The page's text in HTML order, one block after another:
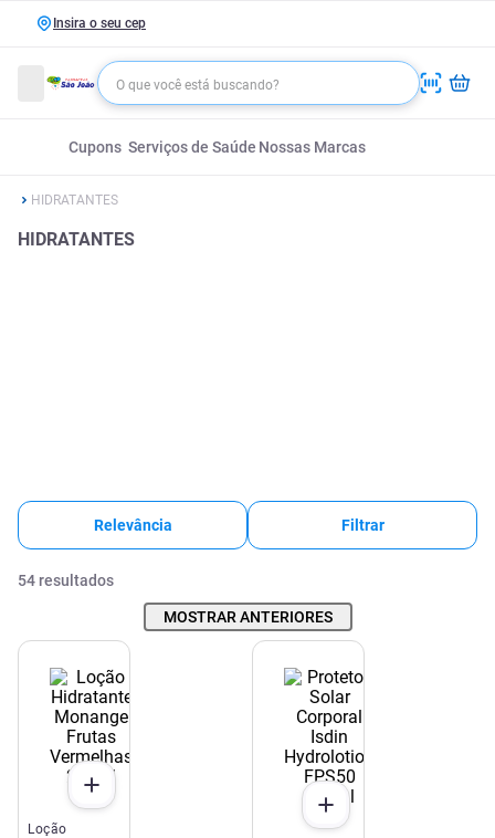
Insira o seu cep
Cupons Serviços de Saúde Nossas Marcas
HIDRATANTES
HIDRATANTES
Relevância Filtrar
54 resultados
MOSTRAR ANTERIORES
Loção